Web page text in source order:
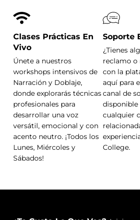
00:02:03:09
Si quieres probarme tu
00:02:04:19
¿Qué?
00:02:06:09
Lo harás mal.
Clases Prácticas En
Vivo
Únete a nuestros
workshops intensivos de
Narración y Doblaje,
donde explorarás técnicas
profesionales para
desarrollar una voz
versátil, emocional y con
acento neutro. ¡Todos los
Lunes, Miércoles y
Sábados!
Soporte
¿Tienes
reclamo o
con la
aquí para
canal de
disponible
cualquier
College.